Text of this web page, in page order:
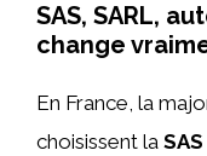
SAS, SARL,
change
En France, la
choisissent la SAS